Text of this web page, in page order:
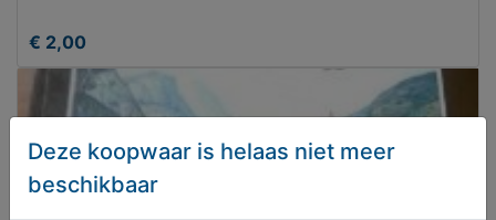
€ 2,00
Deze koopwaar is helaas niet meer
beschikbaar